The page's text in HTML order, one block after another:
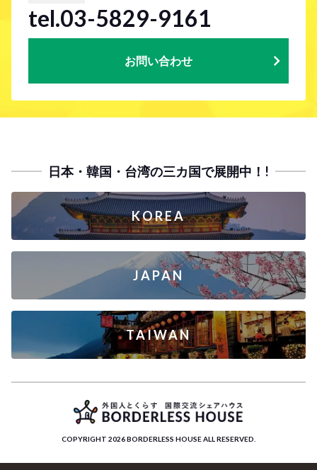
tel.03-5829-9161
お問い合わせ
日本・韓国・台湾の三カ国で展開中！!
KOREA
JAPAN
TAIWAN
COPYRIGHT 2026 BORDERLESS HOUSE ALL RESERVED.